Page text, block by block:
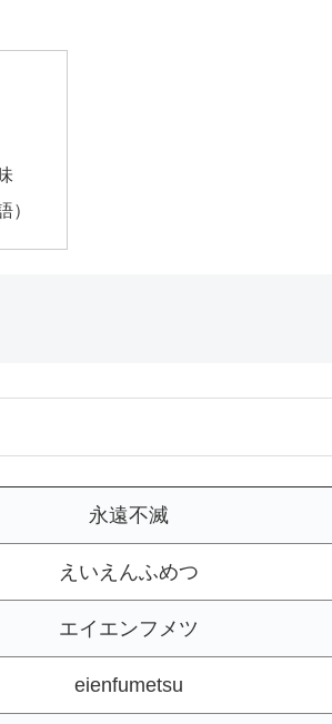
）
永遠不滅
えいえんふめつ
エイエンフメツ
eienfumetsu